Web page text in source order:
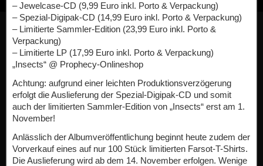
– Jewelcase-CD (9,99 Euro inkl. Porto & Verpackung)
– Spezial-Digipak-CD (14,99 Euro inkl. Porto & Verpackung)
– Limitierte Sammler-Edition (23,99 Euro inkl. Porto &
Verpackung)
– Limitierte LP (17,99 Euro inkl. Porto & Verpackung)
„Insects“ @ Prophecy-Onlineshop
Achtung: aufgrund einer leichten Produktionsverzögerung
erfolgt die Auslieferung der Spezial-Digipak-CD und somit
auch der limitierten Sammler-Edition von „Insects“ erst am 1.
November!
Anlässlich der Albumveröffentlichung beginnt heute zudem der
Vorverkauf eines auf nur 100 Stück limitierten Farsot-T-Shirts.
Die Auslieferung wird ab dem 14. November erfolgen. Wenige